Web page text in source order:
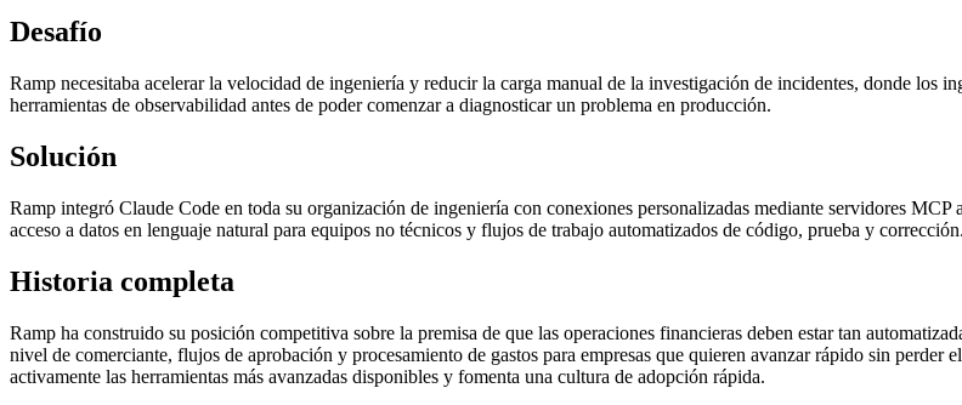
Desafío
Ramp necesitaba acelerar la velocidad de ingeniería y reducir la carga manual de la investigación de incidentes, donde los
herramientas de observabilidad antes de poder comenzar a diagnosticar un problema en producción.
Solución
Ramp integró Claude Code en toda su organización de ingeniería con conexiones personalizadas mediante servidores
acceso a datos en lenguaje natural para equipos no técnicos y flujos de trabajo automatizados de código, prueba y corrección.
Historia completa
Ramp ha construido su posición competitiva sobre la premisa de que las operaciones financieras deben estar tan
nivel de comerciante, flujos de aprobación y procesamiento de gastos para empresas que quieren avanzar rápido sin
activamente las herramientas más avanzadas disponibles y fomenta una cultura de adopción rápida.